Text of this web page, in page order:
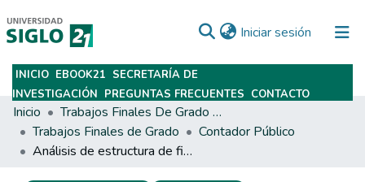
Iniciar sesión (current)
Subir
INICIO EBOOK21 SECRETARÍA DE
INVESTIGACIÓN PREGUNTAS FRECUENTES CONTACTO
Inicio
Trabajos Finales De Grado Y Posgrado
Trabajos Finales de Grado
Contador Público
Análisis de estructura de financiamiento óptima para A. J. & J. A. Redolfi